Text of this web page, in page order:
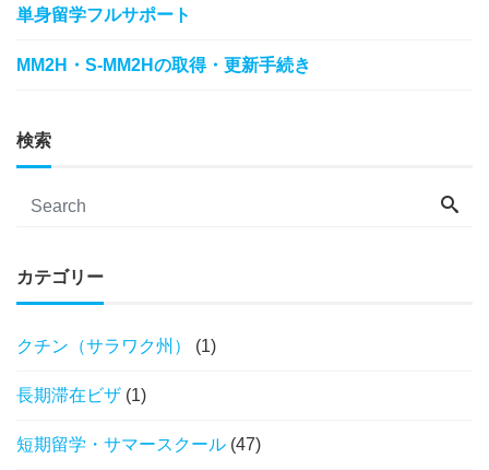
単身留学フルサポート
MM2H・S-MM2Hの取得・更新手続き
検索
カテゴリー
クチン（サラワク州） (1)
長期滞在ビザ (1)
短期留学・サマースクール (47)